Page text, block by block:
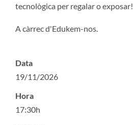
tecnològica per regalar o exposar!
A càrrec d'Edukem-nos.
Data
19/11/2026
Hora
17:30h